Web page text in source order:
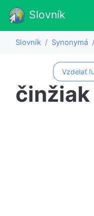
Slovník
Slovník Synonymá
Vzdelať